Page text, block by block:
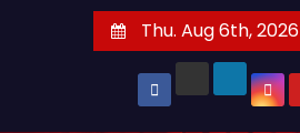
Thu. Aug 6th, 2026